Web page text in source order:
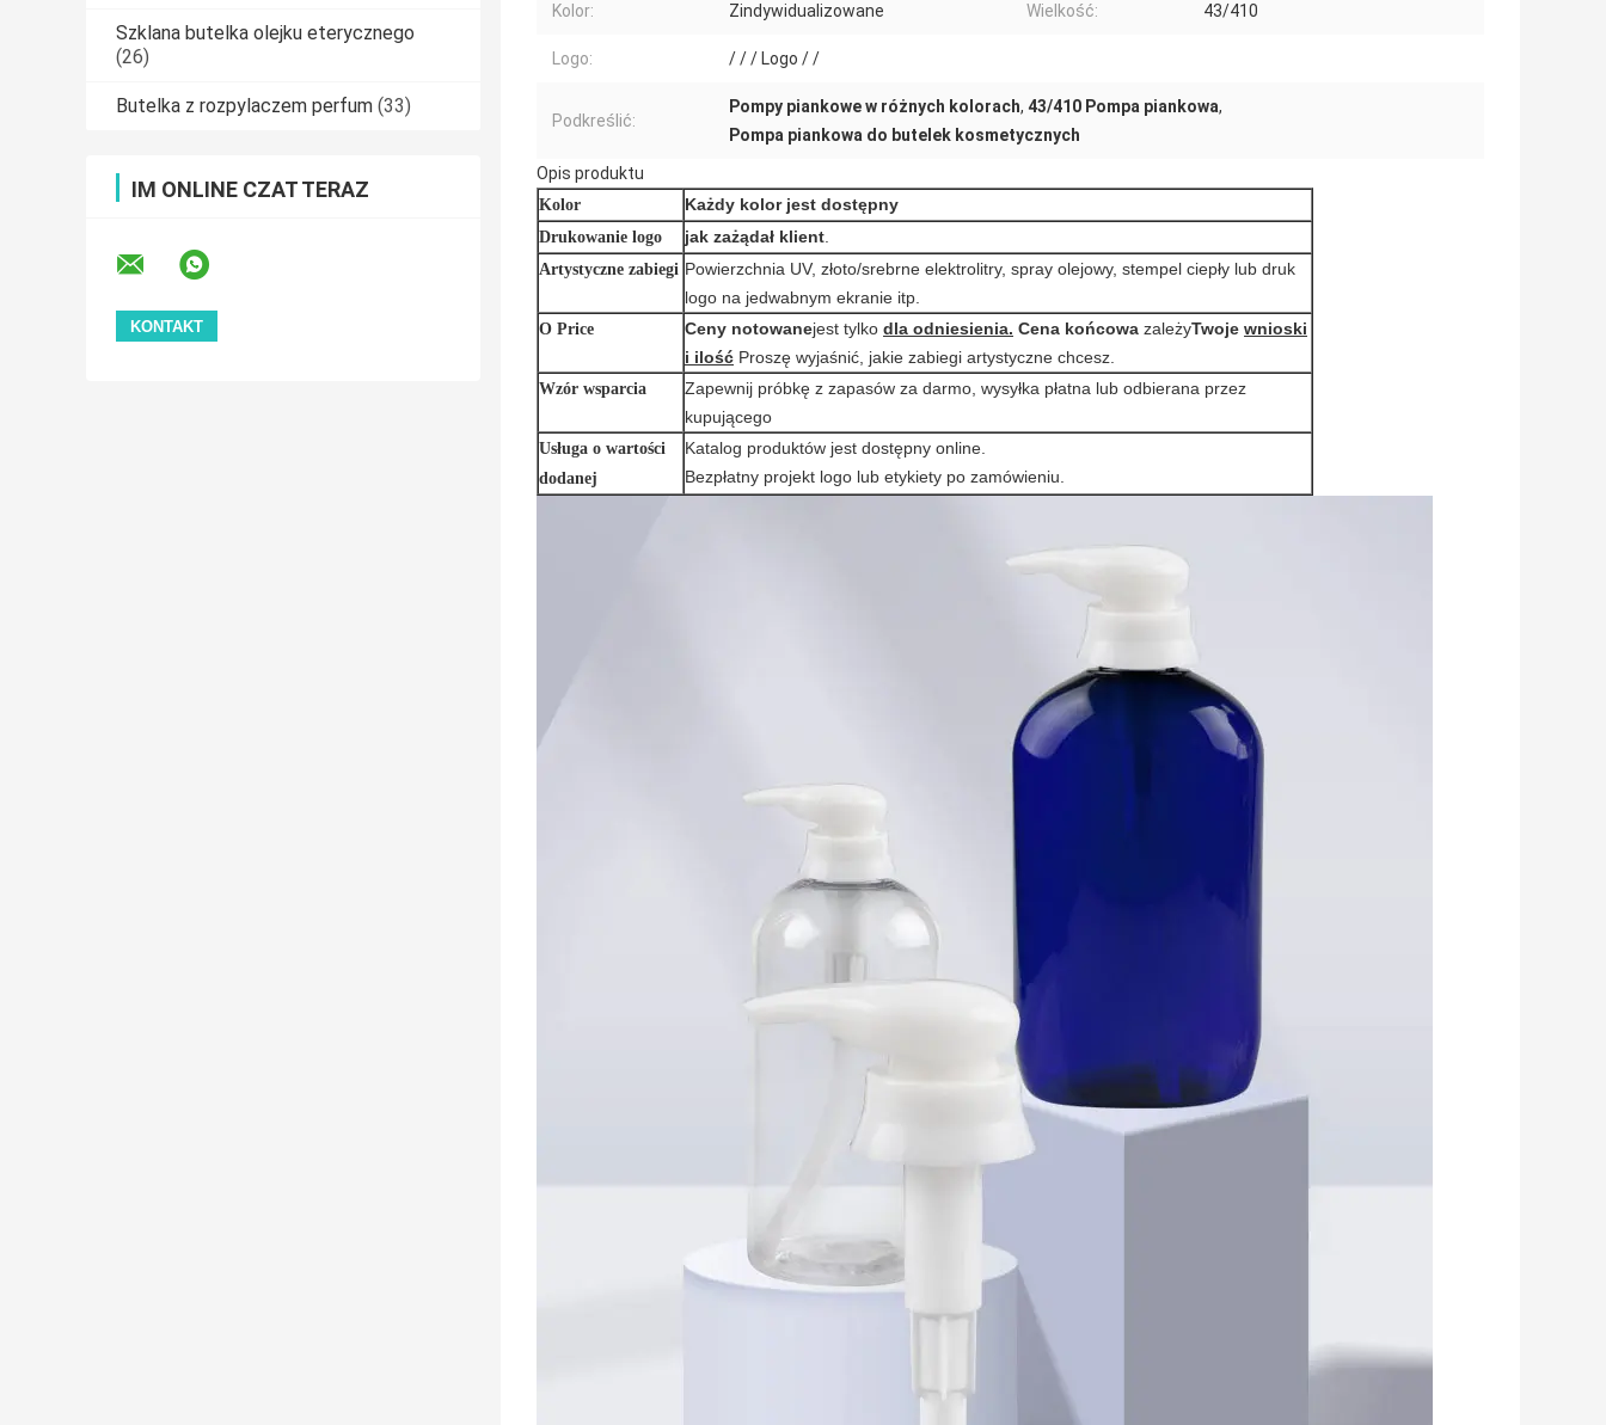
Szklana butelka olejku eterycznego
(26)
Butelka z rozpylaczem perfum (33)
IM ONLINE CZAT TERAZ
Kolor: Zindywidualizowane Wielkość: 43/410
Logo: / / / Logo / /
Podkreślić:
Pompy piankowe w różnych kolorach, 43/410 Pompa piankowa,
Pompa piankowa do butelek kosmetycznych
Opis produktu
Kolor Każdy kolor jest dostępny
Drukowanie logo jak zażądał klient.
Artystyczne zabiegi Powierzchnia UV, złoto/srebrne elektrolitry, spray olejowy, stempel ciepły lub druk
logo na jedwabnym ekranie itp.
O Price Ceny notowanejest tylko dla odniesienia. Cena końcowa zależyTwoje wnioski
i ilość Proszę wyjaśnić, jakie zabiegi artystyczne chcesz.
Wzór wsparcia
Zapewnij próbkę z zapasów za darmo, wysyłka płatna lub odbierana przez
kupującego
Usługa o wartości
dodanej
Katalog produktów jest dostępny online.
Bezpłatny projekt logo lub etykiety po zamówieniu.